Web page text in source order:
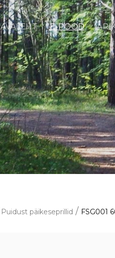
AVALEHT E-POOD
Puidust päikeseprillid / FSG001